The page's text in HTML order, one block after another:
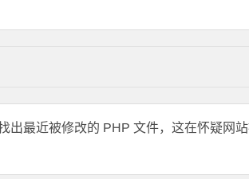
出最近被修改的 PHP 文件，这在怀疑网